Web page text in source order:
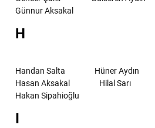
Günnur Aksakal
H
Handan Salta
Hüner Aydın
Hasan Aksakal
Hilal Sarı
Hakan Sipahioğlu
I